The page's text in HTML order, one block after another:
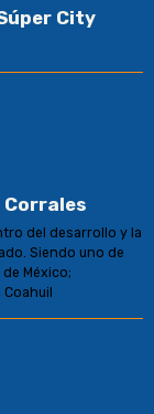
City
del desarrollo y la
Siendo uno de
México;